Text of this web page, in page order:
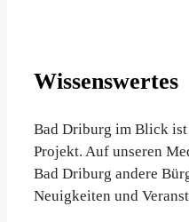
Wissenswertes
Bad Driburg im Blick
Projekt. Auf unseren
Bad Driburg andere
Neuigkeiten und